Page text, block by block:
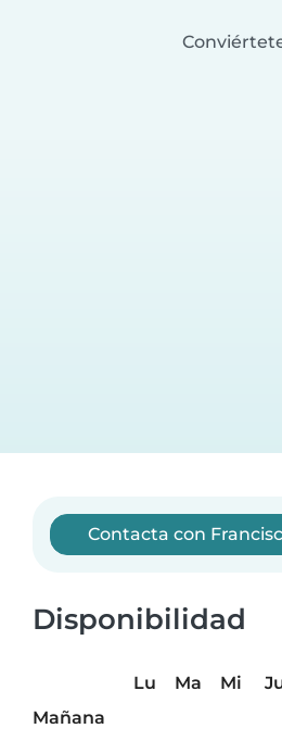
Contacta con
Disponibilidad
Lu Ma Mi
Mañana